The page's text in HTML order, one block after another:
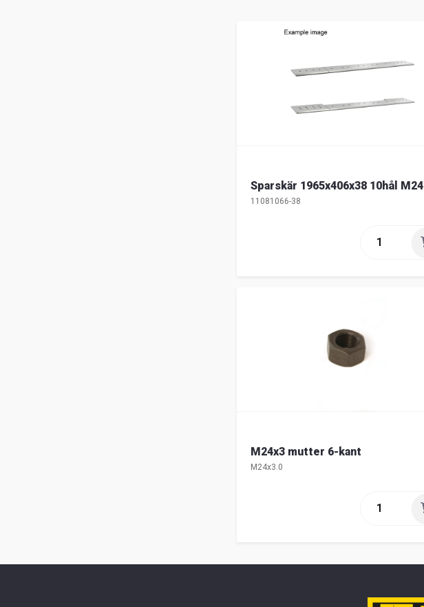
Sparskär 1965x406x38 10hål M24
11081066-38
M24x3 mutter 6-kant
M24x3.0